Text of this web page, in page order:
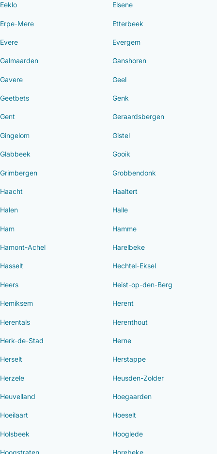
Eeklo Elsene
Erpe-Mere Etterbeek
Evere Evergem
Galmaarden Ganshoren
Gavere Geel
Geetbets Genk
Gent Geraardsbergen
Gingelom Gistel
Glabbeek Gooik
Grimbergen Grobbendonk
Haacht Haaltert
Halen Halle
Ham Hamme
Hamont-Achel Harelbeke
Hasselt Hechtel-Eksel
Heers Heist-op-den-Berg
Hemiksem Herent
Herentals Herenthout
Herk-de-Stad Herne
Herselt Herstappe
Herzele Heusden-Zolder
Heuvelland Hoegaarden
Hoeilaart Hoeselt
Holsbeek Hooglede